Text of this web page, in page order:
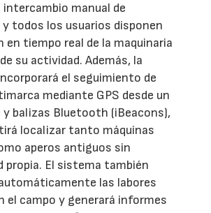
intercambio manual de
todos los usuarios disponen
en tiempo real de la maquinaria
su actividad. Además, la
el seguimiento de
mediante GPS desde un
balizas Bluetooth (iBeacons),
localizar tanto máquinas
aperos antiguos sin
propia. El sistema también
las labores
el campo y generará informes